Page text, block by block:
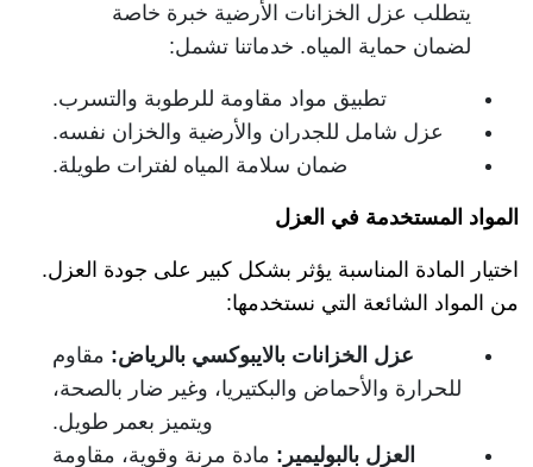
يتطلب عزل الخزانات الأرضية خبرة خاصة
لضمان حماية المياه. خدماتنا تشمل:
تطبيق مواد مقاومة للرطوبة والتسرب.
عزل شامل للجدران والأرضية والخزان نفسه.
ضمان سلامة المياه لفترات طويلة.
المواد المستخدمة في العزل
اختيار المادة المناسبة يؤثر بشكل كبير على جودة العزل.
من المواد الشائعة التي نستخدمها:
عزل الخزانات بالايبوكسي بالرياض: مقاوم
للحرارة والأحماض والبكتيريا، وغير ضار بالصحة،
ويتميز بعمر طويل.
العزل بالبوليمير : مادة مرنة وقوية، مقاومة